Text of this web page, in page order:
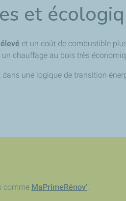
et
et un coût de combustible
chauffage au bois très
dans une logique de transition
comme MaPrimeRénov’